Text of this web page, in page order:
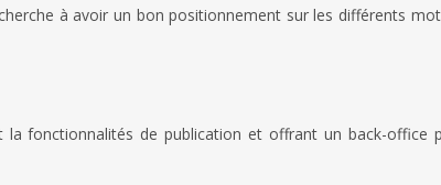
à avoir un bon positionnement sur les différents
fonctionnalités de publication et offrant un back-